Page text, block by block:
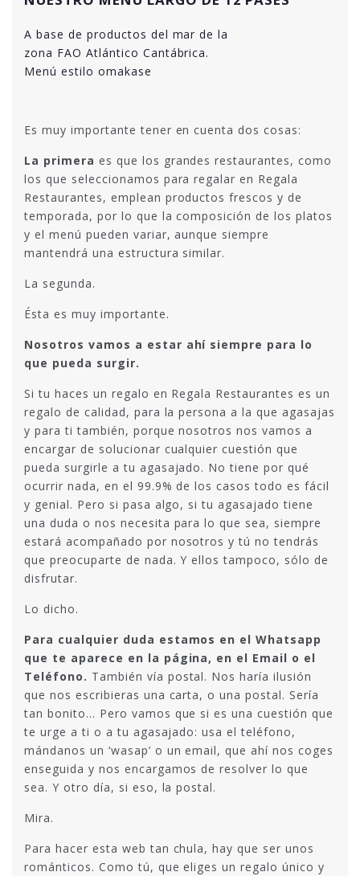
A base de productos del mar de la
zona FAO Atlántico Cantábrica.
Menú estilo omakase
Es muy importante tener en cuenta dos cosas:
La primera es que los grandes restaurantes, como
los que seleccionamos para regalar en Regala
Restaurantes, emplean productos frescos y de
temporada, por lo que la composición de los platos
y el menú pueden variar, aunque siempre
mantendrá una estructura similar.
La segunda.
Ésta es muy importante.
Nosotros vamos a estar ahí siempre para lo
que pueda surgir.
Si tu haces un regalo en Regala Restaurantes es un
regalo de calidad, para la persona a la que agasajas
y para ti también, porque nosotros nos vamos a
encargar de solucionar cualquier cuestión que
pueda surgirle a tu agasajado. No tiene por qué
ocurrir nada, en el 99.9% de los casos todo es fácil
y genial. Pero si pasa algo, si tu agasajado tiene
una duda o nos necesita para lo que sea, siempre
estará acompañado por nosotros y tú no tendrás
que preocuparte de nada. Y ellos tampoco, sólo de
disfrutar.
Lo dicho.
Para cualquier duda estamos en el Whatsapp
que te aparece en la página, en el Email o el
Teléfono. También vía postal. Nos haría ilusión
que nos escribieras una carta, o una postal. Sería
tan bonito… Pero vamos que si es una cuestión que
te urge a ti o a tu agasajado: usa el teléfono,
mándanos un ‘wasap’ o un email, que ahí nos coges
enseguida y nos encargamos de resolver lo que
sea. Y otro día, si eso, la postal.
Mira.
Para hacer esta web tan chula, hay que ser unos
románticos. Como tú, que eliges un regalo único y